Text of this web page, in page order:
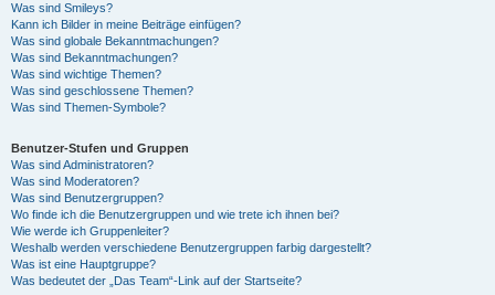
Was sind Smileys?
Kann ich Bilder in meine Beiträge einfügen?
Was sind globale Bekanntmachungen?
Was sind Bekanntmachungen?
Was sind wichtige Themen?
Was sind geschlossene Themen?
Was sind Themen-Symbole?
Benutzer-Stufen und Gruppen
Was sind Administratoren?
Was sind Moderatoren?
Was sind Benutzergruppen?
Wo finde ich die Benutzergruppen und wie trete ich ihnen bei?
Wie werde ich Gruppenleiter?
Weshalb werden verschiedene Benutzergruppen farbig dargestellt?
Was ist eine Hauptgruppe?
Was bedeutet der „Das Team“-Link auf der Startseite?